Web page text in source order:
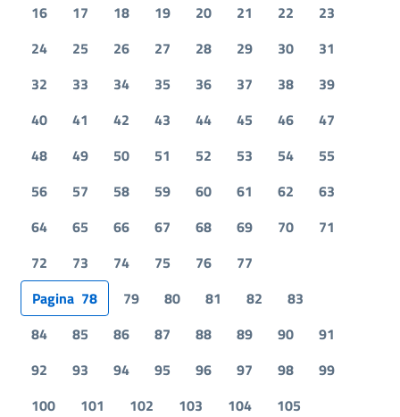
16
17 18 19 20 21 22
23
24
25 26 27 28 29 30
31
32
33 34 35 36 37 38
39
40
41 42 43 44 45 46
47
48
49 50 51 52 53 54
55
56
57 58 59 60 61 62
63
64
65 66 67 68 69 70
71
72
73 74 75 76
77
Pagina 78 79 80 81 82
83
84
85 86 87 88 89 90
91
92
93 94 95 96 97 98
99
100
101 102 103 104 105